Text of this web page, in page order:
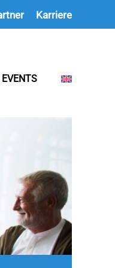
Karriere
EVENTS